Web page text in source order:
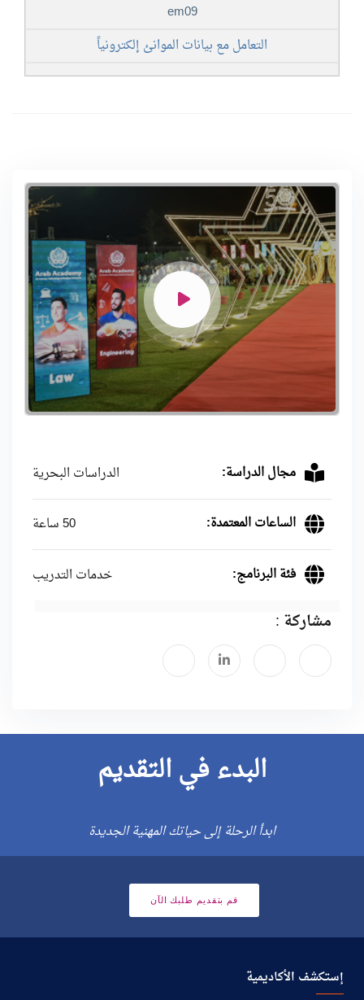
em09
التعامل مع بيانات الموانئ إلكترونياً
مجال الدراسة: الدراسات البحرية
الساعات المعتمدة: 50 ساعة
فئة البرنامج: خدمات التدريب
مشاركة :
البدء في التقديم
ابدأ الرحلة إلى حياتك المهنية الجديدة
قم بتقديم طلبك الآن
إستكشف الأكاديمية